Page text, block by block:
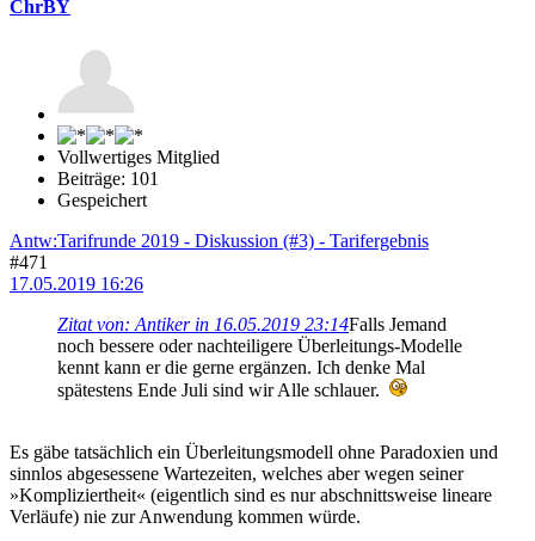
ChrBY
Vollwertiges Mitglied
Beiträge: 101
Gespeichert
Antw:Tarifrunde 2019 - Diskussion (#3) - Tarifergebnis
#471
17.05.2019 16:26
Zitat von: Antiker in 16.05.2019 23:14Falls Jemand
noch bessere oder nachteiligere Überleitungs-Modelle
kennt kann er die gerne ergänzen. Ich denke Mal
spätestens Ende Juli sind wir Alle schlauer.
Es gäbe tatsächlich ein Überleitungsmodell ohne Paradoxien und
sinnlos abgesessene Wartezeiten, welches aber wegen seiner
»Kompliziertheit« (eigentlich sind es nur abschnittsweise lineare
Verläufe) nie zur Anwendung kommen würde.